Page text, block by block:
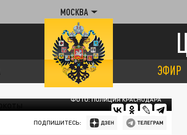
МОСКВА
ЭФИР
ФОТО: ПОЛИЦИЯ КРАСНОДАРА
ПОДПИШИТЕСЬ: